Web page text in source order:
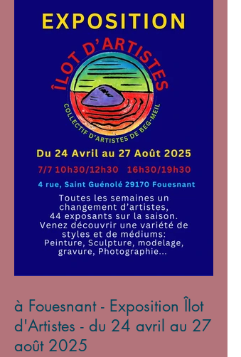
à Fouesnant - Exposition Îlot
d'Artistes - du 24 avril au 27
août 2025